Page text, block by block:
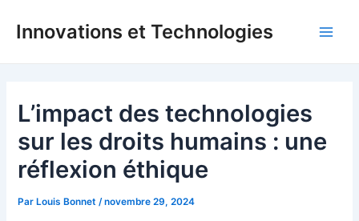
Innovations et Technologies
L’impact des technologies
sur les droits humains : une
réflexion éthique
ParLouis Bonnet /novembre 29, 2024